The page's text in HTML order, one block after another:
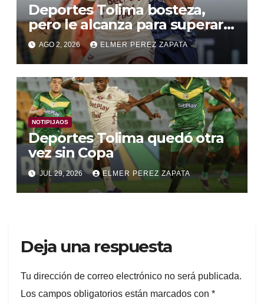
Deportes Tolima bosteza,
pero le alcanza para superar a
Alianza Valledupar 2 A 1
AGO 2, 2026 ELMER PEREZ ZAPATA
NOTIPIJAOS
Deportes Tolima quedó otra
vez sin Copa
JUL 29, 2026 ELMER PEREZ ZAPATA
Deja una respuesta
Tu dirección de correo electrónico no será publicada.
Los campos obligatorios están marcados con *